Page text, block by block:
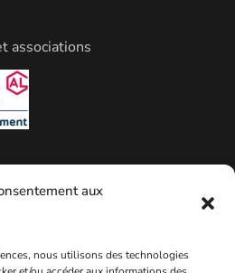
aux
nous utilisons des technologies
associations
Thionville